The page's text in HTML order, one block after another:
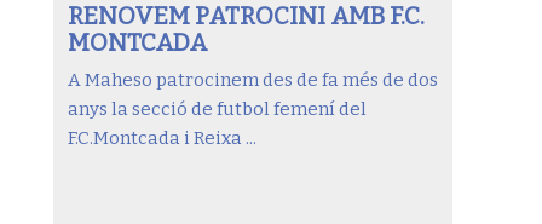
RENOVEM PATROCINI AMB F.C.
MONTCADA
A Maheso patrocinem des de fa més de dos
anys la secció de futbol femení del
F.C.Montcada i Reixa ...